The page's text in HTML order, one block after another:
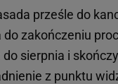
prześle do
zakończeniu
sierpnia i
z punktu